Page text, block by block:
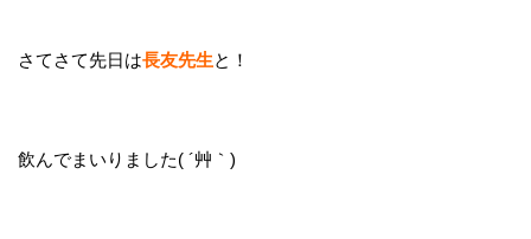
さてさて先日は長友先生と！
飲んでまいりました( ´艸｀)